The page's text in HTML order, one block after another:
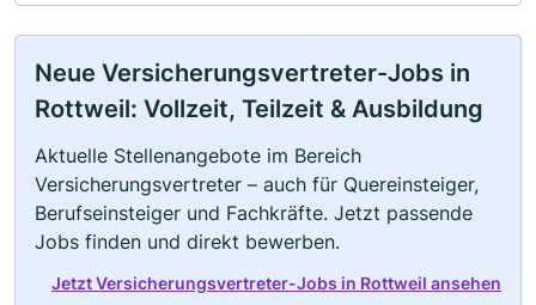
Neue Versicherungsvertreter-Jobs in
Rottweil: Vollzeit, Teilzeit & Ausbildung
Aktuelle Stellenangebote im Bereich
Versicherungsvertreter – auch für Quereinsteiger,
Berufseinsteiger und Fachkräfte. Jetzt passende
Jobs finden und direkt bewerben.
Jetzt Versicherungsvertreter-Jobs in Rottweil ansehen